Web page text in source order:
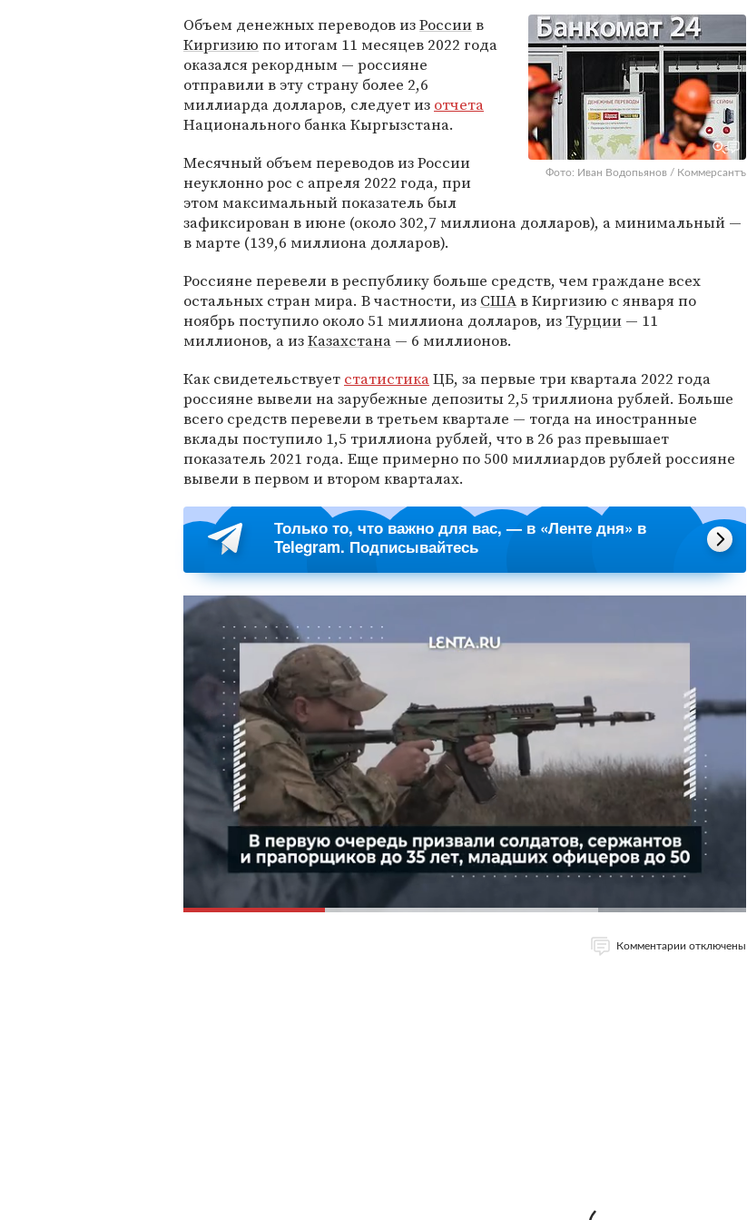
Фото: Иван Водопьянов / Коммерсантъ
Объем денежных переводов изРоссиив
Киргизию по итогам 11 месяцев 2022 года
оказался рекордным — россияне
отправили в эту страну более 2,6
миллиарда долларов, следует из отчета
Национального банка Кыргызстана.
Месячный объем переводов из России
неуклонно рос с апреля 2022 года, при
этом максимальный показатель был
зафиксирован в июне (около 302,7 миллиона долларов), а минимальный —
в марте (139,6 миллиона долларов).
Россияне перевели в республику больше средств, чем граждане всех
остальных стран мира. В частности, из СШАв Киргизию с января по
ноябрь поступило около 51 миллиона долларов, из Турции — 11
миллионов, а изКазахстана — 6 миллионов.
Как свидетельствует статистикаЦБ, за первые три квартала 2022 года
россияне вывели на зарубежные депозиты 2,5 триллиона рублей. Больше
всего средств перевели в третьем квартале — тогда на иностранные
вклады поступило 1,5 триллиона рублей, что в 26 раз превышает
показатель 2021 года. Еще примерно по 500 миллиардов рублей россияне
вывели в первом и втором кварталах.
Только то, что важно для вас, — в «Ленте дня» в
Telegram. Подписывайтесь
Комментарии отключены